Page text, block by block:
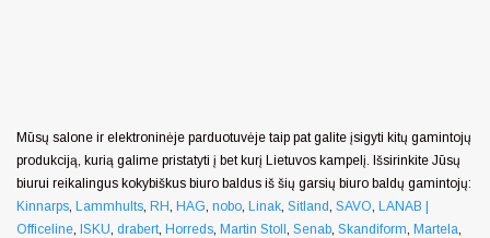
Mūsų salone ir elektroninėje parduotuvėje taip pat galite įsigyti kitų gamintojų
produkciją, kurią galime pristatyti į bet kurį Lietuvos kampelį. Išsirinkite Jūsų
biurui reikalingus kokybiškus biuro baldus iš šių garsių biuro baldų gamintojų:
Kinnarps, Lammhults, RH, HAG, nobo, Linak, Sitland, SAVO, LANAB |
Officeline, ISKU, drabert, Horreds, Martin Stoll, Senab, Skandiform, Martela,